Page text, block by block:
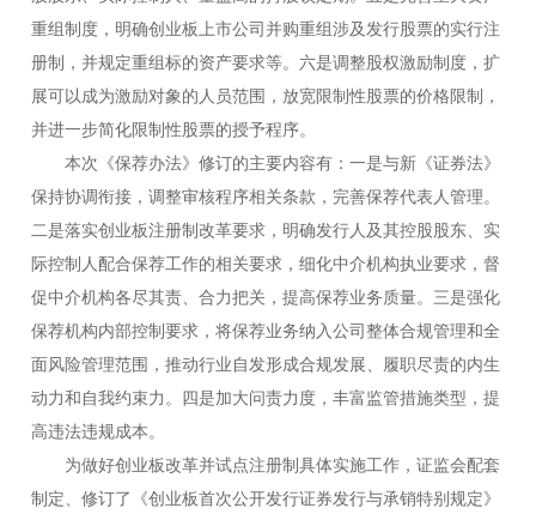
重组制度，明确创业板上市公司并购重组涉及发行股票的实行注
册制，并规定重组标的资产要求等。六是调整股权激励制度，扩
展可以成为激励对象的人员范围，放宽限制性股票的价格限制，
并进一步简化限制性股票的授予程序。
本次《保荐办法》修订的主要内容有：一是与新《证券法》
保持协调衔接，调整审核程序相关条款，完善保荐代表人管理。
二是落实创业板注册制改革要求，明确发行人及其控股股东、实
际控制人配合保荐工作的相关要求，细化中介机构执业要求，督
促中介机构各尽其责、合力把关，提高保荐业务质量。三是强化
保荐机构内部控制要求，将保荐业务纳入公司整体合规管理和全
面风险管理范围，推动行业自发形成合规发展、履职尽责的内生
动力和自我约束力。四是加大问责力度，丰富监管措施类型，提
高违法违规成本。
为做好创业板改革并试点注册制具体实施工作，证监会配套
制定、修订了《创业板首次公开发行证券发行与承销特别规定》